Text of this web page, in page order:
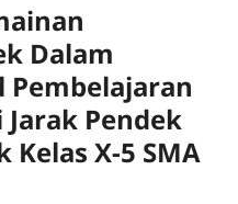
Dalam
Pembelajaran
Pendek
Kelas X-5 SMA